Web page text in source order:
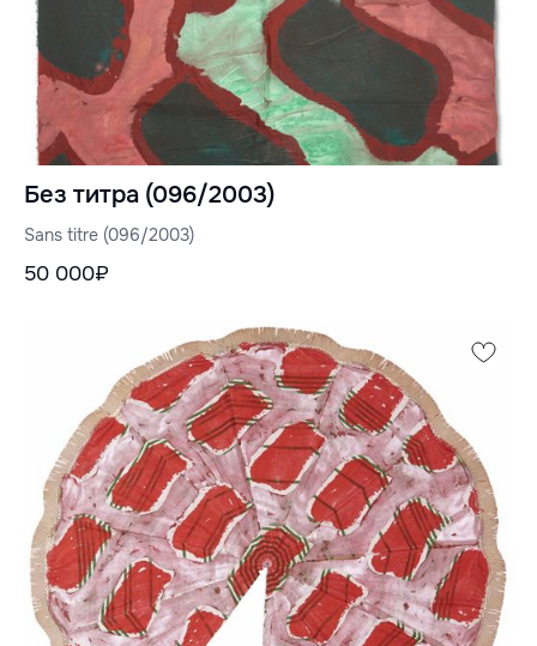
Без титра (096/2003)
Sans titre (096/2003)
50 000₽